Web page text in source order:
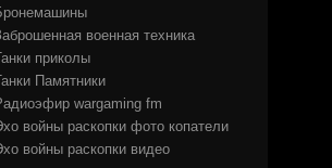
военная техника
приколы
Памятники
wargaming fm
войны раскопки фото копатели
войны раскопки видео